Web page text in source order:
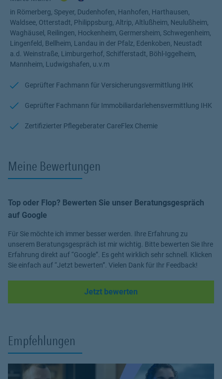
in Römerberg, Speyer, Dudenhofen, Hanhofen, Harthausen,
Waldsee, Otterstadt, Philippsburg, Altrip, Altlußheim, Neulußheim,
Waghäusel, Reilingen, Hockenheim, Germersheim, Schwegenheim,
Lingenfeld, Bellheim, Landau in der Pfalz, Edenkoben, Neustadt
a.d. Weinstraße, Limburgerhof, Schifferstadt, Böhl-Iggelheim,
Mannheim, Ludwigshafen, u.v.m
Geprüfter Fachmann für Versicherungsvermittlung IHK
Geprüfter Fachmann für Immobiliardarlehensvermittlung IHK
Zertifizierter Pflegeberater CareFlex Chemie
Meine Bewertungen
Top oder Flop? Bewerten Sie unser Beratungsgespräch
auf Google
Für Sie möchte ich immer besser werden. Ihre Erfahrung zu
unserem Beratungsgespräch ist mir wichtig. Bitte bewerten Sie Ihre
Erfahrung direkt auf “Google”. Es geht wirklich sehr schnell. Klicken
Sie einfach auf “Jetzt bewerten”. Vielen Dank für Ihr Feedback!
Jetzt bewerten
Empfehlungen